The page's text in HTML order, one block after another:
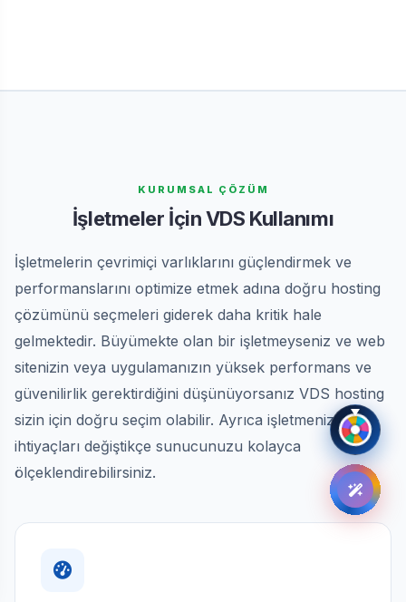
KURUMSAL ÇÖZÜM
İşletmeler İçin VDS Kullanımı
İşletmelerin çevrimiçi varlıklarını güçlendirmek ve
performanslarını optimize etmek adına doğru hosting
çözümünü seçmeleri giderek daha kritik hale
gelmektedir. Büyümekte olan bir işletmeyseniz ve web
sitenizin veya uygulamanızın yüksek performans ve
güvenilirlik gerektirdiğini düşünüyorsanız VDS hosting
sizin için doğru seçim olabilir. Ayrıca işletmenizin
ihtiyaçları değiştikçe sunucunuzu kolayca
ölçeklendirebilirsiniz.